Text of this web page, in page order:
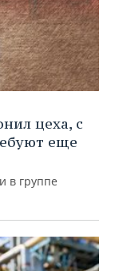
цеха, с
еще
в группе